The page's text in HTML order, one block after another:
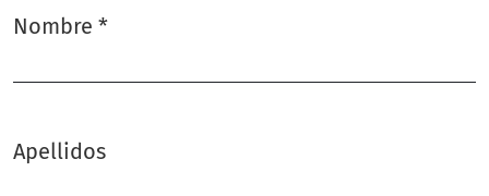
Nombre *
Apellidos